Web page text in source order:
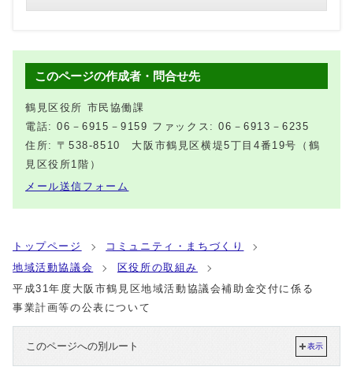
このページの作成者・問合せ先
鶴見区役所 市民協働課
電話: 06－6915－9159 ファックス: 06－6913－6235
住所: 〒538-8510 大阪市鶴見区横堤5丁目4番19号（鶴
見区役所1階）
メール送信フォーム
トップページ
コミュニティ・まちづくり
地域活動協議会
区役所の取組み
平成31年度大阪市鶴見区地域活動協議会補助金交付に係る
事業計画等の公表について
このページへの別ルート 表示